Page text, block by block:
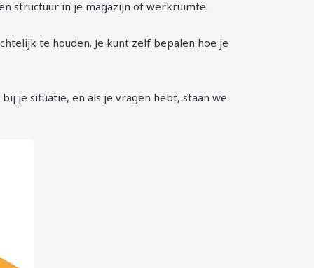
structuur in je magazijn of werkruimte.
te houden. Je kunt zelf bepalen hoe je
je situatie, en als je vragen hebt, staan we